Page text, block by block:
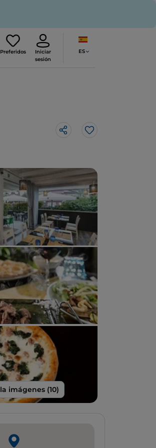
Preferidos
Iniciar
sesión
ES
Me gusta